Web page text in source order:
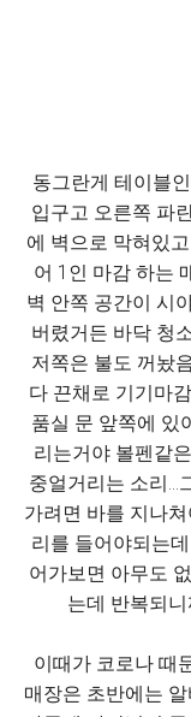
동그란게 테이블
입구고 오른쪽 파
에 벽으로 막혀있
어 1인 마감 하는
벽 안쪽 공간이 시
버렸거든 바닥 청
저쪽은 불도 꺼놨
다 끈채로 기기마
품실 문 앞쪽에 있
리는거야 볼펜같
중얼거리는 소리...
가려면 바를 지나
리를 들어야되는
어가보면 아무도
는데 반복되
이때가 코로나 때
매장은 초반에는